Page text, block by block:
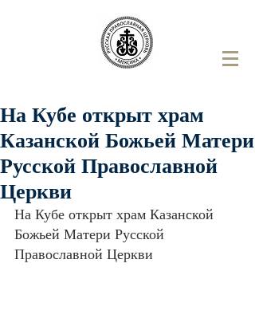
На Кубе открыт храм
Казанской Божьей Матери
Русской Православной
Церкви
На Кубе открыт храм Казанской
Божьей Матери Русской
Православной Церкви